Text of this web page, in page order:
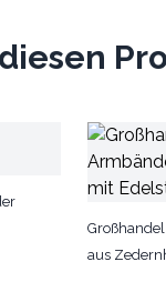
aus